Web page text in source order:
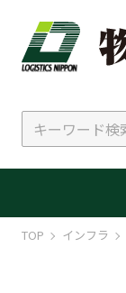
TOP インフラ